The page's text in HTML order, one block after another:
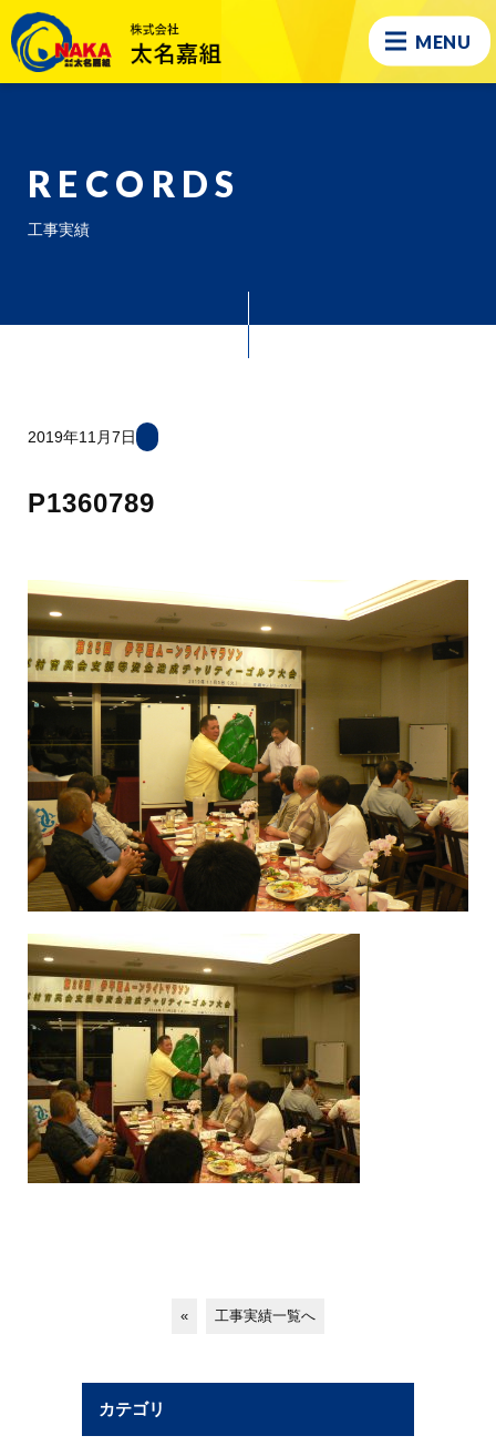
MENU
RECORDS
工事実績
2019年11月7日
P1360789
« 工事実績一覧へ
カテゴリ